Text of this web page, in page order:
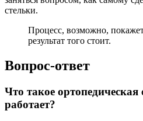
стельки.
Процесс, возможно,
результат того стоит.
Вопрос-ответ
Что такое ортопедическая
работает?